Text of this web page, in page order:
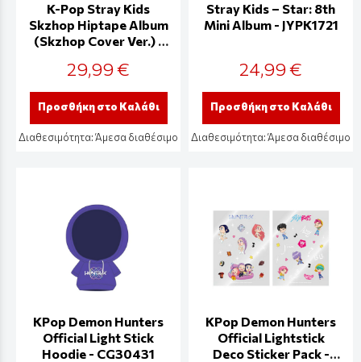
K-Pop Stray Kids
Skzhop Hiptape Album
(Skzhop Cover Ver.) -
29,99 €
Προσθήκη στο Καλάθι
Διαθεσιμότητα:Άμεσα διαθέσιμο
Stray Kids – Star: 8th
Mini Album - JYPK1721
24,99 €
Προσθήκη στο Καλάθι
Διαθεσιμότητα:Άμεσα διαθέσιμο
KPop Demon Hunters
Official Light Stick
Hoodie - CG30431
KPop Demon Hunters
Official Lightstick
Deco Sticker Pack -